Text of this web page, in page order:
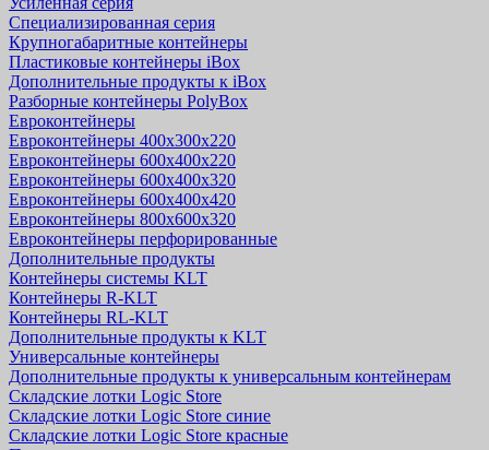
Специализированная серия
Крупногабаритные контейнеры
Пластиковые контейнеры iBox
Дополнительные продукты к iBox
Разборные контейнеры PolyBox
Евроконтейнеры
Евроконтейнеры 400х300х220
Евроконтейнеры 600х400х220
Евроконтейнеры 600х400х320
Евроконтейнеры 600х400х420
Евроконтейнеры 800х600х320
Евроконтейнеры перфорированные
Дополнительные продукты
Контейнеры системы KLT
Контейнеры R-KLT
Контейнеры RL-KLT
Дополнительные продукты к KLT
Универсальные контейнеры
Дополнительные продукты к универсальным контейнерам
Складские лотки Logic Store
Складские лотки Logic Store синие
Складские лотки Logic Store красные